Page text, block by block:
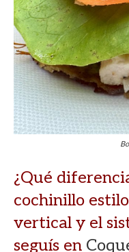
¿Qué
cochinillo
vertical y el
seguís en